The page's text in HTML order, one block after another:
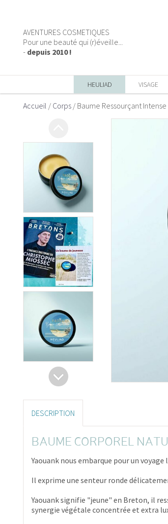
AVENTURES COSMETIQUES
Pour une beauté qui (r)éveille...
- depuis 2010 !
HEULIAD VISAGE
Accueil / Corps / Baume Ressourçant Intense
DESCRIPTION
BAUME CORPOREL
Yaouank nous embarque pour un
Il exprime une senteur ronde
Yaouank signifie "jeune" en Breton, il
synergie végétale concentrée et extra